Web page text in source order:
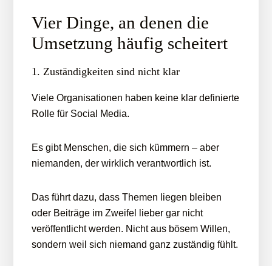
Vier Dinge, an denen die
Umsetzung häufig scheitert
1. Zuständigkeiten sind nicht klar
Viele Organisationen haben keine klar definierte
Rolle für Social Media.
Es gibt Menschen, die sich kümmern – aber
niemanden, der wirklich verantwortlich ist.
Das führt dazu, dass Themen liegen bleiben
oder Beiträge im Zweifel lieber gar nicht
veröffentlicht werden. Nicht aus bösem Willen,
sondern weil sich niemand ganz zuständig fühlt.